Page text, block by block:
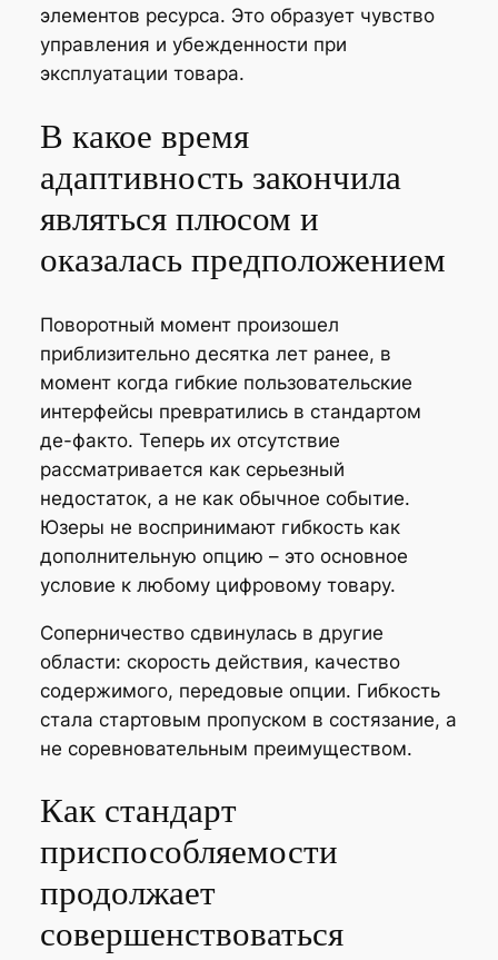
элементов ресурса. Это образует чувство
управления и убежденности при
эксплуатации товара.
В какое время
адаптивность закончила
являться плюсом и
оказалась предположением
Поворотный момент произошел
приблизительно десятка лет ранее, в
момент когда гибкие пользовательские
интерфейсы превратились в стандартом
де-факто. Теперь их отсутствие
рассматривается как серьезный
недостаток, а не как обычное событие.
Юзеры не воспринимают гибкость как
дополнительную опцию – это основное
условие к любому цифровому товару.
Соперничество сдвинулась в другие
области: скорость действия, качество
содержимого, передовые опции. Гибкость
стала стартовым пропуском в состязание, а
не соревновательным преимуществом.
Как стандарт
приспособляемости
продолжает
совершенствоваться